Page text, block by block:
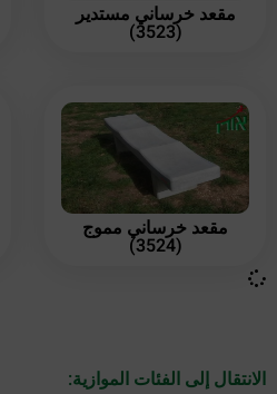
مقعد خرساني مستدير
(3523)
مقعد خرساني مموج
(3524)
الانتقال إلى الفئات الموازية: